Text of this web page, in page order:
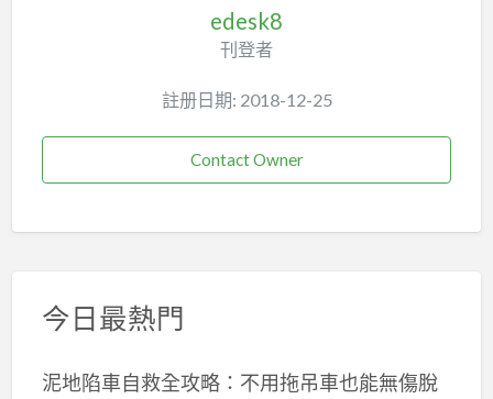
edesk8
刊登者
註册日期: 2018-12-25
Contact Owner
今日最熱門
泥地陷車自救全攻略：不用拖吊車也能無傷脫